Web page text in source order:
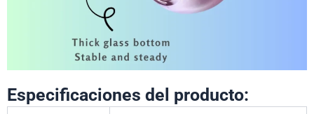
Especificaciones del producto: